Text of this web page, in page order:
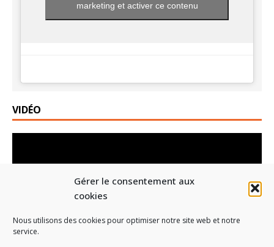
Gérer le consentement aux
cookies
Nous utilisons des cookies pour optimiser notre site web et notre
service.
marketing et activer ce contenu
VIDÉO